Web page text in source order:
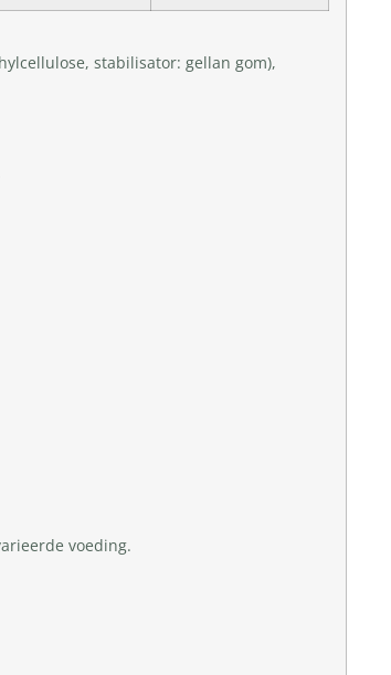
stabilisator: gellan gom),
voeding.